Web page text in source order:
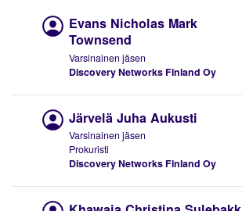
Evans Nicholas Mark
Townsend
Varsinainen jäsen
Discovery Networks Finland Oy
Järvelä Juha Aukusti
Varsinainen jäsen
Prokuristi
Discovery Networks Finland Oy